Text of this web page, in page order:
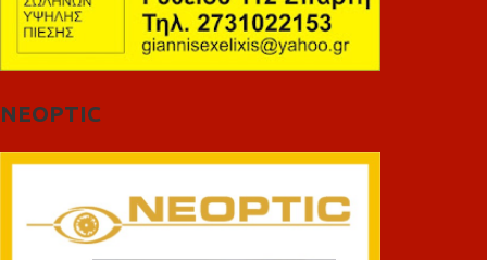
NEOPTIC